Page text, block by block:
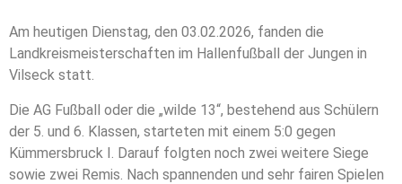
Am heutigen Dienstag, den 03.02.2026, fanden die
Landkreismeisterschaften im Hallenfußball der Jungen in
Vilseck statt.
Die AG Fußball oder die „wilde 13“, bestehend aus Schülern
der 5. und 6. Klassen, starteten mit einem 5:0 gegen
Kümmersbruck I. Darauf folgten noch zwei weitere Siege
sowie zwei Remis. Nach spannenden und sehr fairen Spielen